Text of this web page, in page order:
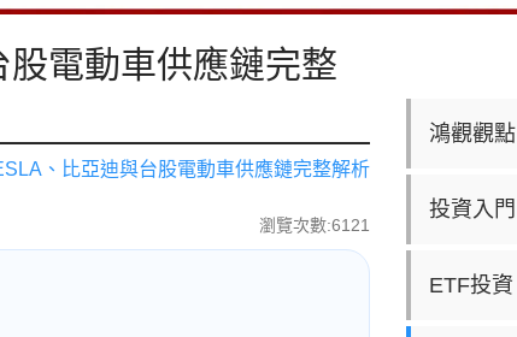
電動車供應鏈完整
、比亞迪與台股電動車供應鏈完整解析
瀏覽次數:6121
鴻觀觀點
投資入門
ETF投資